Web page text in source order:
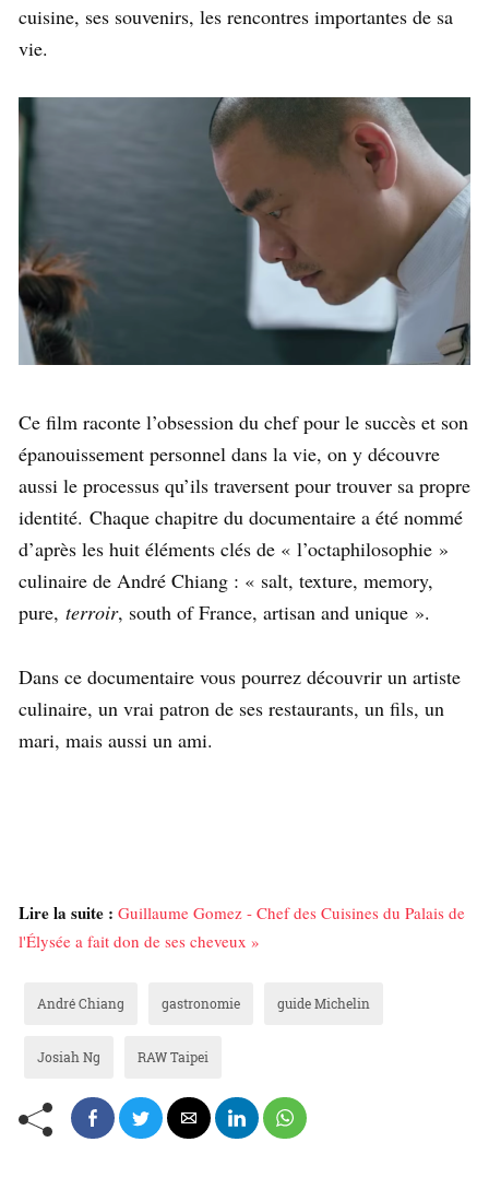
cuisine, ses souvenirs, les rencontres importantes de sa
vie.
Ce film raconte l’obsession du chef pour le succès et son
épanouissement personnel dans la vie, on y découvre
aussi le processus qu’ils traversent pour trouver sa propre
identité. Chaque chapitre du documentaire a été nommé
d’après les huit éléments clés de « l’octaphilosophie »
culinaire de André Chiang : « salt, texture, memory,
pure, terroir, south of France, artisan and unique ».
Dans ce documentaire vous pourrez découvrir un artiste
culinaire, un vrai patron de ses restaurants, un fils, un
mari, mais aussi un ami.
Lire la suite : Guillaume Gomez - Chef des Cuisines du Palais de
l'Élysée a fait don de ses cheveux »
André Chiang gastronomie guide Michelin
Josiah Ng RAW Taipei